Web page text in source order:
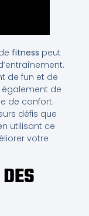
fitness peut
de fun et de
de
de confort.
défis que
utilisant ce
votre